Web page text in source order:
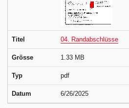
Titel 04. Randabschlüsse
Grösse 1.33 MB
Typ pdf
Datum 6/26/2025